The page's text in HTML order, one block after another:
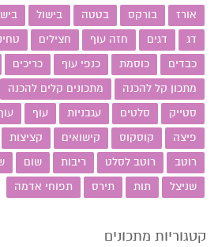
אורז בורקס בטטה בישול
דג
דגים חזה עוף חצילים
כבדים
כוסמת כנפי עוף כריכים
מתכון קל להכנה
מתכונים קלים להכנה
סטייק
סלטים עגבניות עוף
פיצה
קוסקוס קישואים קציצות
רוטב
רוטב לסלט ריבות שום
שניצל
תות תירס תפוחי אדמה
קטגוריות מתכונים